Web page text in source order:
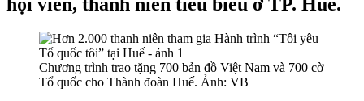
Chương trình trao tặng 700 bản đồ Việt Nam và 700 cờ
Tổ quốc cho Thành đoàn Huế. Ảnh: VB